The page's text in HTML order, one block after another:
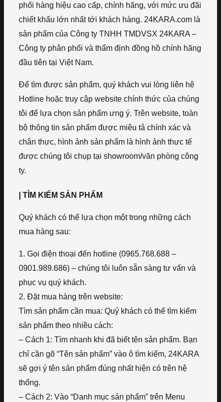
phối hàng hiệu cao cấp, chính hãng, với mức ưu đãi
chiết khấu lớn nhất tới khách hàng. 24KARA.com là
sản phẩm của Công ty TNHH TMDVSX 24KARA –
Công ty phân phối và thẩm định đồng hồ chính hãng
đầu tiên tại Việt Nam.
Để tìm được sản phẩm, quý khách vui lòng liên hệ
Hotline hoặc truy cập website chính thức của chúng
tôi để lựa chọn sản phẩm ưng ý. Trên website, toàn
bộ thông tin sản phẩm được miêu tả chính xác và
chân thực, hình ảnh sản phẩm là hình ảnh thực tế
được chúng tôi chụp tại showroom/văn phòng công
ty.
| TÌM KIẾM SẢN PHẨM
Quý khách có thể lựa chọn một trong những cách
mua hàng sau:
1. Gọi điện thoại đến hotline (0965.768.688 –
0901.989.686) – chúng tôi luôn sẵn sàng tư vấn và
phục vụ quý khách.
2. Đặt mua hàng trên website:
Tìm sản phẩm cần mua: Quý khách có thể tìm kiếm
sản phẩm theo nhiều cách:
– Cách 1: Tìm nhanh khi đã biết tên sản phẩm. Bạn
chỉ cần gõ “Tên sản phẩm” vào ô tìm kiếm, 24KARA
sẽ gợi ý tên sản phẩm đúng nhất hiện có trên hệ
thống.
– Cách 2: Vào “Danh mục sản phẩm” trên Menu